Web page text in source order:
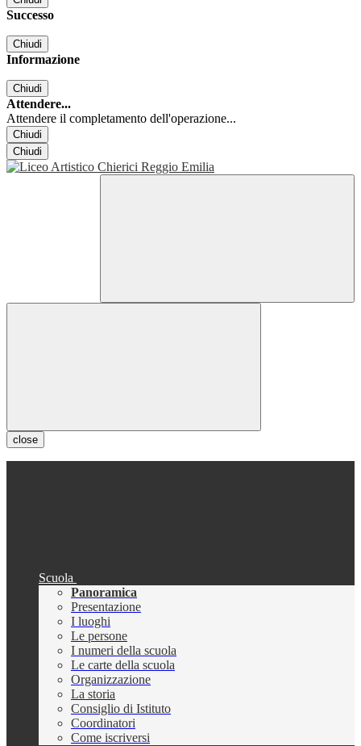
Successo
Chiudi
Informazione
Chiudi
Attendere...
Attendere il completamento dell'operazione...
Chiudi
Chiudi
close
Scuola
Panoramica
Presentazione
I luoghi
Le persone
I numeri della scuola
Le carte della scuola
Organizzazione
La storia
Consiglio di Istituto
Coordinatori
Come iscriversi